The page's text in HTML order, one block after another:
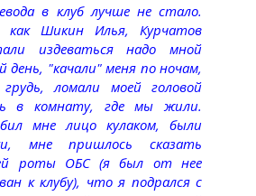
в клуб лучше не стало.
как Шикин Илья, Курчатов
издеваться надо мной
день, "качали" меня по ночам,
ломали моей головой
в комнату, где мы жили.
мне лицо кулаком, были
мне пришлось сказать
роты ОБС (я был от нее
к клубу), что я подрался с